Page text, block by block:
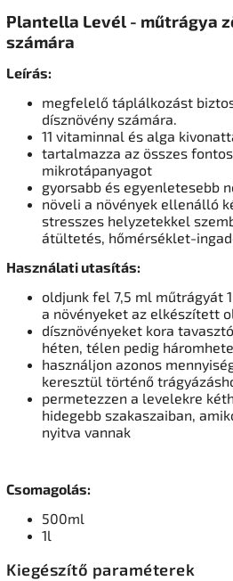
Plantella Levél - műtrágya
számára
Leírás:
megfelelő táplálkozást
dísznövény számára.
11 vitaminnal és alga
tartalmazza az összes
mikrotápanyagot
gyorsabb és egyenletesebb
növeli a növények ellenálló
stresszes helyzetekkel
átültetés, hőmérséklet-
Használati utasítás:
oldjunk fel 7,5 ml műtrágyát
a növényeket az elkészített
dísznövényeket kora
héten, télen pedig
használjon azonos
keresztül történő
permetezzen a levelekre
hidegebb szakaszaiban,
nyitva vannak
Csomagolás:
500ml
1l
Kiegészítő paraméterek